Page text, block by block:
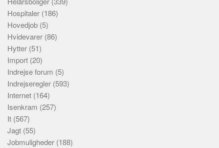
Hospitaler (186)
Hovedjob (5)
Hvidevarer (86)
Hytter (51)
Import (20)
Indrejse forum (5)
Indrejseregler (593)
Internet (164)
Isenkram (257)
It (567)
Jagt (55)
Jobmuligheder (188)